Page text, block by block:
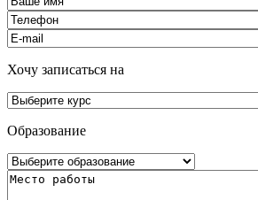
Хочу записаться на
Образование